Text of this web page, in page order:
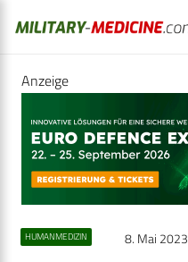
Anzeige
HUMANMEDIZIN 8. Mai 2023